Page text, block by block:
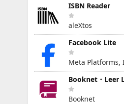
ISBN Reader
aleXtos
Facebook Lite
Meta Platforms,
Booknet